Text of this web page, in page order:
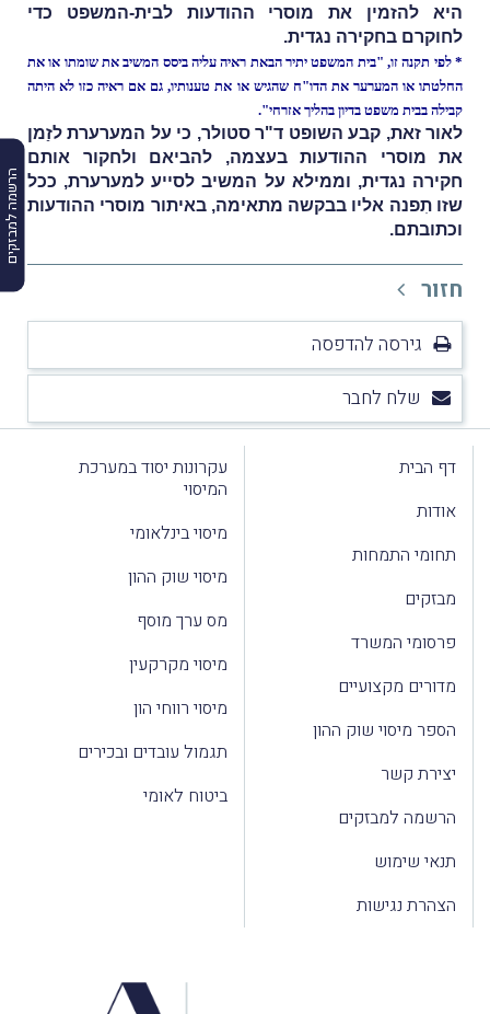
הרשמה למבזקים
היא להזמין את מוסרי ההודעות לבית-המשפט כדי
לחוקרם בחקירה נגדית.
* לפי תקנה זו, "בית המשפט יתיר הבאת ראיה עליה ביסס המשיב את שומתו או את
החלטתו או המערער את הדו"ח שהגיש או את טענותיו, גם אם ראיה כזו לא היתה
קבילה בבית משפט בדיון בהליך אזרחי".
לאור זאת, קבע השופט ד"ר סטולר, כי על המערערת לזַמן
את מוסרי ההודעות בעצמה, להביאם ולחקור אותם
חקירה נגדית, וממילא על המשיב לסייע למערערת, ככל
שזו תִפנה אליו בבקשה מתאימה, באיתור מוסרי ההודעות
וכתובתם.
חזור
גירסה להדפסה
שלח לחבר
דף הבית
אודות
תחומי התמחות
מבזקים
פרסומי המשרד
מדורים מקצועיים
הספר מיסוי שוק ההון
יצירת קשר
הרשמה למבזקים
תנאי שימוש
הצהרת נגישות
עקרונות יסוד במערכת
המיסוי
מיסוי בינלאומי
מיסוי שוק ההון
מס ערך מוסף
מיסוי מקרקעין
מיסוי רווחי הון
תגמול עובדים ובכירים
ביטוח לאומי